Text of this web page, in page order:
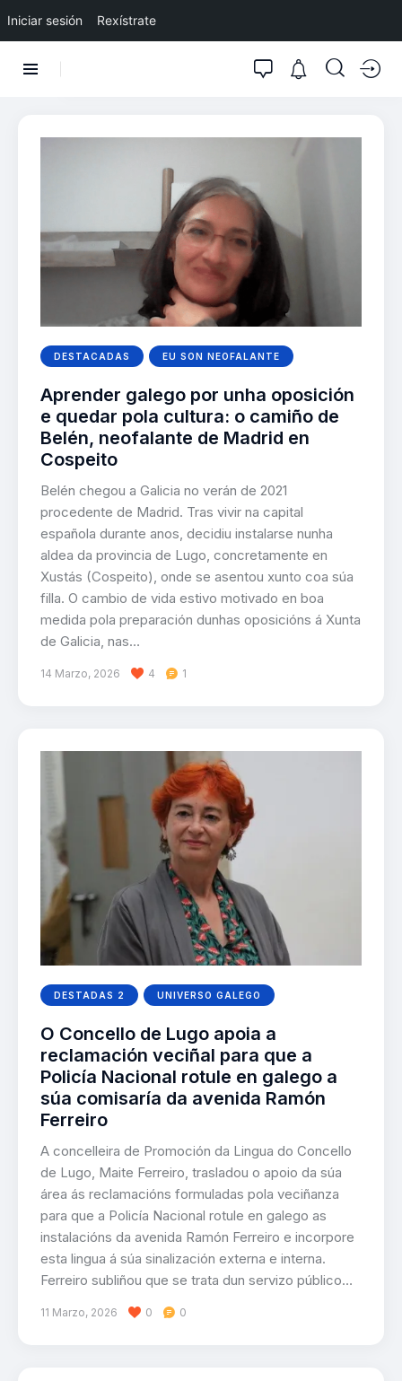
Iniciar sesión Rexístrate
DESTACADAS EU SON NEOFALANTE
Aprender galego por unha oposición
e quedar pola cultura: o camiño de
Belén, neofalante de Madrid en
Cospeito
Belén chegou a Galicia no verán de 2021
procedente de Madrid. Tras vivir na capital
española durante anos, decidiu instalarse nunha
aldea da provincia de Lugo, concretamente en
Xustás (Cospeito), onde se asentou xunto coa súa
filla. O cambio de vida estivo motivado en boa
medida pola preparación dunhas oposicións á Xunta
de Galicia, nas…
14 Marzo, 2026 4 1
DESTADAS 2 UNIVERSO GALEGO
O Concello de Lugo apoia a
reclamación veciñal para que a
Policía Nacional rotule en galego a
súa comisaría da avenida Ramón
Ferreiro
A concelleira de Promoción da Lingua do Concello
de Lugo, Maite Ferreiro, trasladou o apoio da súa
área ás reclamacións formuladas pola veciñanza
para que a Policía Nacional rotule en galego as
instalacións da avenida Ramón Ferreiro e incorpore
esta lingua á súa sinalización externa e interna.
Ferreiro subliñou que se trata dun servizo público…
11 Marzo, 2026 0 0